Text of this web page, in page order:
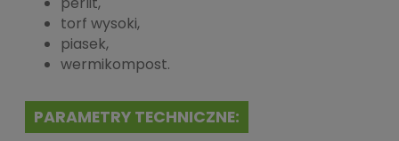
torf wysoki,
piasek,
wermikompost.
PARAMETRY TECHNICZNE: